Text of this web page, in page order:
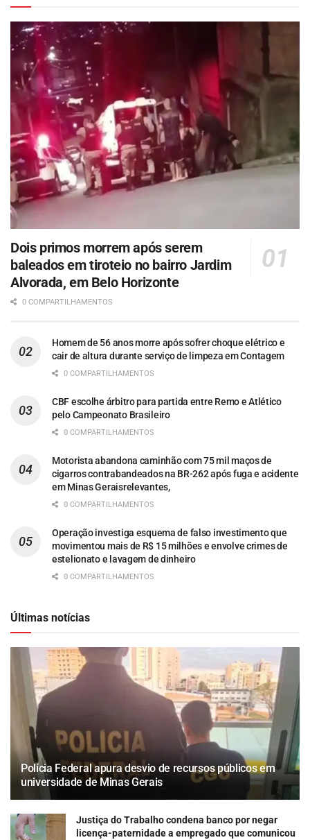
Dois primos morrem após serem
baleados em tiroteio no bairro Jardim
Alvorada, em Belo Horizonte
0 COMPARTILHAMENTOS
Homem de 56 anos morre após sofrer choque elétrico e
cair de altura durante serviço de limpeza em Contagem
0 COMPARTILHAMENTOS
CBF escolhe árbitro para partida entre Remo e Atlético
pelo Campeonato Brasileiro
0 COMPARTILHAMENTOS
Motorista abandona caminhão com 75 mil maços de
cigarros contrabandeados na BR-262 após fuga e acidente
em Minas Geraisrelevantes,
0 COMPARTILHAMENTOS
Operação investiga esquema de falso investimento que
movimentou mais de R$ 15 milhões e envolve crimes de
estelionato e lavagem de dinheiro
0 COMPARTILHAMENTOS
Últimas notícias
Polícia Federal apura desvio de recursos públicos em
universidade de Minas Gerais
Justiça do Trabalho condena banco por negar
licença-paternidade a empregado que comunicou